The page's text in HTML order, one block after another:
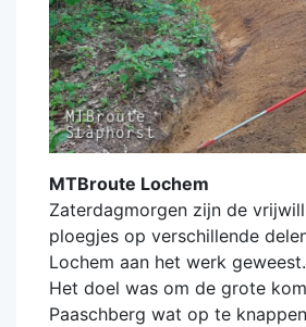
MTBroute Lochem
Zaterdagmorgen zijn de
ploegjes op verschillende
Lochem aan het werk geweest.
Het doel was om de grote
Paaschberg wat op te